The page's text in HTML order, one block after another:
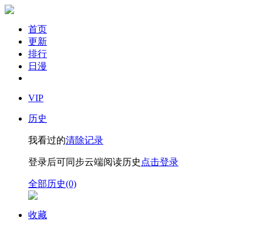
首页
更新
排行
日漫
VIP
历史
我看过的清除记录
登录后可同步云端阅读历史 点击登录
全部历史(0)
收藏